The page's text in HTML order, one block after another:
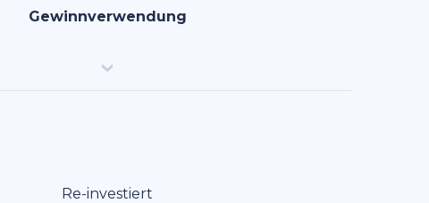
Gewinnverwendung
Re-investiert